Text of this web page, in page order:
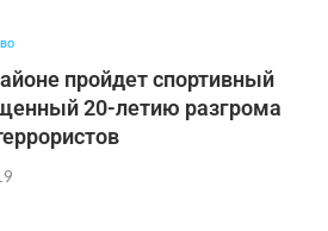
пройдет спортивный
20-летию разгрома